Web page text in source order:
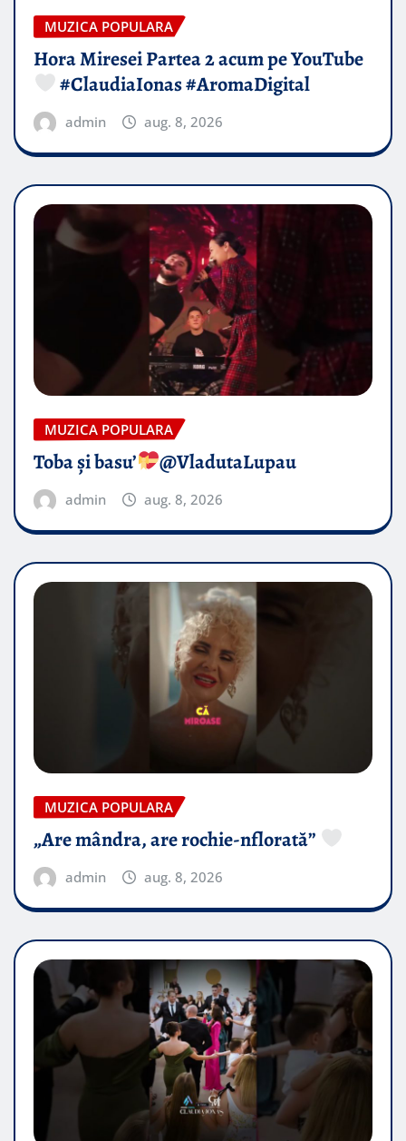
MUZICA POPULARA
Hora Miresei Partea 2 acum pe YouTube
#ClaudiaIonas #AromaDigital
admin aug. 8, 2026
MUZICA POPULARA
Toba și basu’ @VladutaLupau
admin aug. 8, 2026
MUZICA POPULARA
„Are mândra, are rochie-nflorată”
admin aug. 8, 2026